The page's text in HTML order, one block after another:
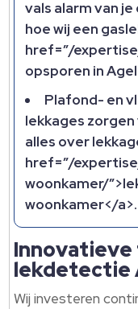
vals alarm van
hoe wij een
href=”/
opsporen in
Plafond- en
lekkages
alles over
href=”/
woonkamer/
woonkamer</a>.
Innovatieve
lekdetectie
Wij investeren